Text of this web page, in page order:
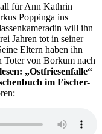
für Ann Kathrin
Poppinga ins
will ihn
Jahren tot in seiner
Eltern haben ihn
von Borkum nach
„Ostfriesenfalle“
im Fischer-